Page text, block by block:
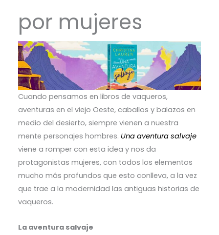
por mujeres
Cuando pensamos en libros de vaqueros,
aventuras en el viejo Oeste, caballos y balazos en
medio del desierto, siempre vienen a nuestra
mente personajes hombres. Una aventura salvaje
viene a romper con esta idea y nos da
protagonistas mujeres, con todos los elementos
mucho más profundos que esto conlleva, a la vez
que trae a la modernidad las antiguas historias de
vaqueros.
La aventura salvaje